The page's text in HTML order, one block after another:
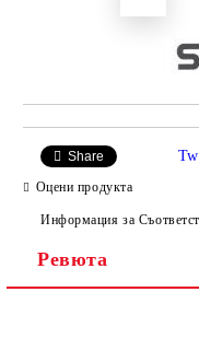
Share
Оцени продукта
Информация за
Ревюта